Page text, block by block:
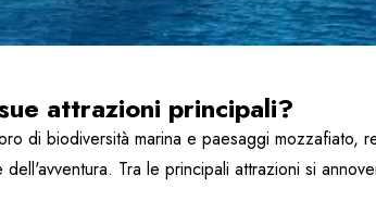
attrazioni principali?
di biodiversità marina e paesaggi mozzafiato,
Tra le principali attrazioni si